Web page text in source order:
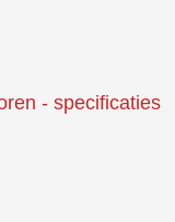
- specificaties